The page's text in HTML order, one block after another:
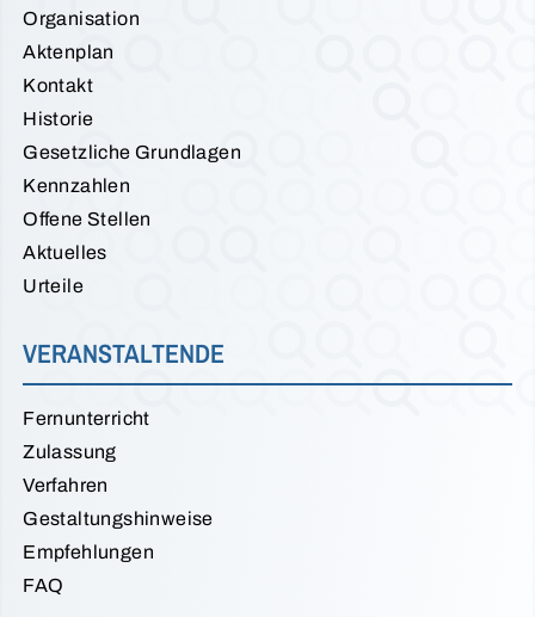
Organisation
Aktenplan
Kontakt
Historie
Gesetzliche Grundlagen
Kennzahlen
Offene Stellen
Aktuelles
Urteile
VERANSTALTENDE
Fernunterricht
Zulassung
Verfahren
Gestaltungshinweise
Empfehlungen
FAQ